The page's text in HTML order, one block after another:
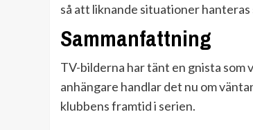
så att liknande situationer
Sammanfattning
TV-bilderna har tänt en gnista som
anhängare handlar det nu om
klubbens framtid i serien.